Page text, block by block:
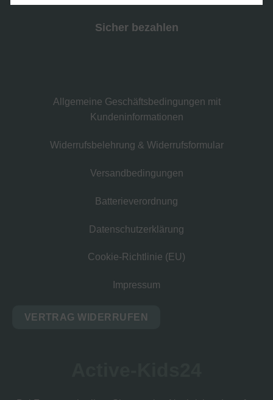
Sicher bezahlen
Allgemeine Geschäftsbedingungen mit
Kundeninformationen
Widerrufsbelehrung & Widerrufsformular
Versandbedingungen
Batterieverordnung
Datenschutzerklärung
Cookie-Richtlinie (EU)
Impressum
VERTRAG WIDERRUFEN